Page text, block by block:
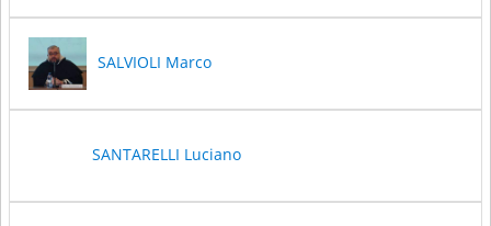
SALVIOLI Marco
SANTARELLI Luciano